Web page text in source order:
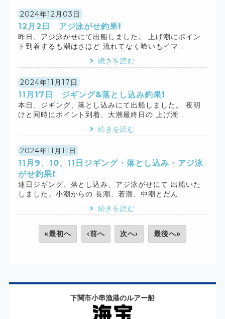
2024年12月03日
12月2日 アジ泳がせ釣果❗️
昨日、アジ泳がせにて出船しました。 上げ潮にポイン
ト到着するも潮はさほど 流れてなく喰いもイマ...
続きを読む
2024年11月17日
11月17日 ジギング&落とし込み釣果❗️
本日、ジギング、落とし込みにて出船しました。 夜明
けと同時にポイント到着、大潮最終日の 上げ潮...
続きを読む
2024年11月11日
11月9、10、11日ジギング・落とし込み・アジ泳
がせ釣果❗️
連日ジギング、落とし込み、アジ泳がせにて 出船いた
しました。小潮からの 長潮、若潮、中潮とだん...
続きを読む
«最初へ ‹前へ 次へ› 最後へ»
下関市小串漁港のルアー船